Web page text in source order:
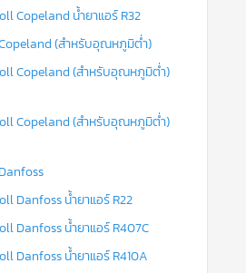
Copeland น้ำยาแอร์ R32
(สำหรับอุณหภูมิต่ำ)
Copeland (สำหรับอุณหภูมิต่ำ)
Copeland (สำหรับอุณหภูมิต่ำ)
Danfoss น้ำยาแอร์ R22
Danfoss น้ำยาแอร์ R407C
Danfoss น้ำยาแอร์ R410A